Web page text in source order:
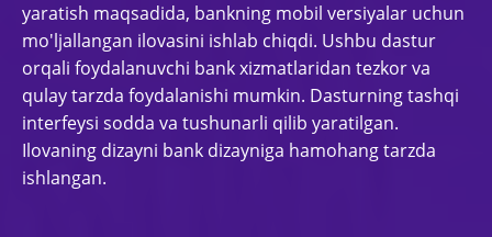
yaratish maqsadida, bankning mobil versiyalar uchun
mo'ljallangan ilovasini ishlab chiqdi. Ushbu dastur
orqali foydalanuvchi bank xizmatlaridan tezkor va
qulay tarzda foydalanishi mumkin. Dasturning tashqi
interfeysi sodda va tushunarli qilib yaratilgan.
Ilovaning dizayni bank dizayniga hamohang tarzda
ishlangan.